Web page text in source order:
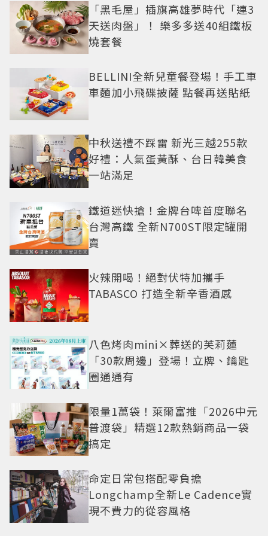
「黑毛屋」插旗高雄夢時代「連3
天送肉盤」！ 樂多多送40組鐵板
燒套餐
BELLINI全新兒童餐登場！手工車
車麵加小飛碟披薩 點餐再送貼紙
中秋送禮不踩雷 新光三越255款
好禮：人氣蛋黃酥、台日韓美食
一站滿足
鐵道迷快搶！金牌台啤首度聯名
台灣高鐵 全新N700ST限定罐開
賣
火辣開喝！絕對伏特加攜手
TABASCO 打造全新辛香酒感
八色烤肉mini×葬送的芙莉蓮
「30款周邊」登場！立牌、鑰匙
圈通通有
限量1萬袋！萊爾富推「2026中元
普渡袋」精選12款熱銷商品一袋
搞定
命定日常包搭配零負擔
Longchamp全新Le Cadence實
現不費力的從容風格